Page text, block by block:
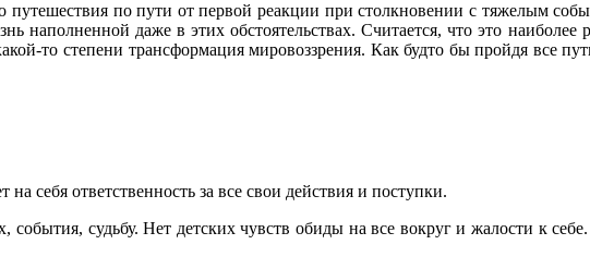
путешествия по пути от первой реакции при столкновении с тяжелым
наполненной даже в этих обстоятельствах. Считается, что это наиболее
то степени трансформация мировоззрения. Как будто бы пройдя все
себя ответственность за все свои действия и поступки.
судьбу. Нет детских чувств обиды на все вокруг и жалости к